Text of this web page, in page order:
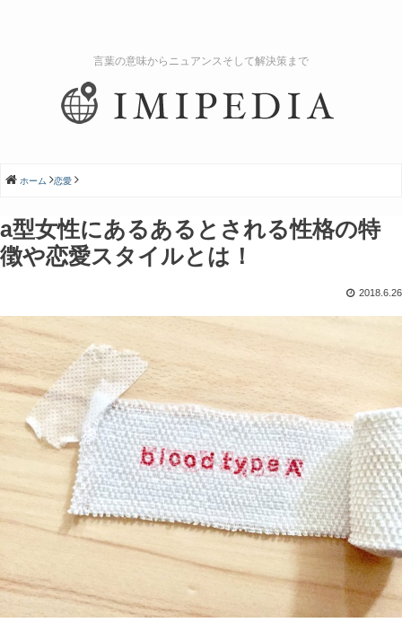
言葉の意味からニュアンスそして解決策まで
ホーム 恋愛
a型女性にあるあるとされる性格の特
徴や恋愛スタイルとは！
2018.6.26